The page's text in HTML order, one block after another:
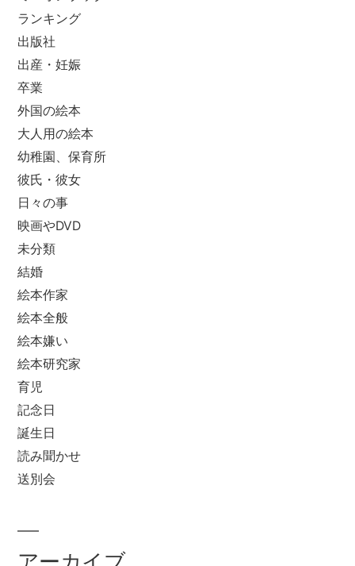
ランキング
出版社
出産・妊娠
卒業
外国の絵本
大人用の絵本
幼稚園、保育所
彼氏・彼女
日々の事
映画やDVD
未分類
結婚
絵本作家
絵本全般
絵本嫌い
絵本研究家
育児
記念日
誕生日
読み聞かせ
送別会